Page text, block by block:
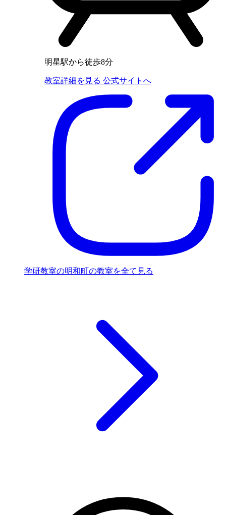
明星駅から徒歩8分
教室詳細を見る 公式サイトへ
学研教室の明和町の教室を全て見る